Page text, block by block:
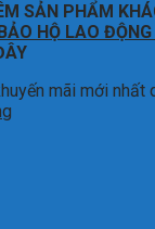
SẢN PHẨM
BẢO HỘ LAO
mãi mới nhất